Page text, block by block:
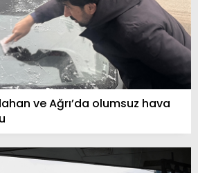
ve Ağrı’da olumsuz hava